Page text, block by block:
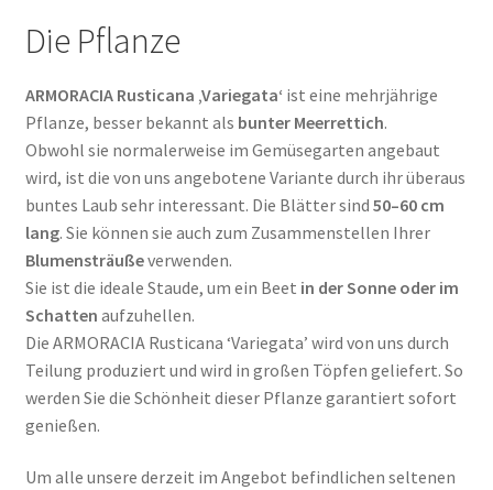
Die Pflanze
ARMORACIA Rusticana ‚Variegata‘ ist eine mehrjährige
Pflanze, besser bekannt als bunter Meerrettich.
Obwohl sie normalerweise im Gemüsegarten angebaut
wird, ist die von uns angebotene Variante durch ihr überaus
buntes Laub sehr interessant. Die Blätter sind 50–60 cm
lang. Sie können sie auch zum Zusammenstellen Ihrer
Blumensträußeverwenden.
Sie ist die ideale Staude, um ein Beet in der Sonne oder im
Schatten aufzuhellen.
Die ARMORACIA Rusticana ‘Variegata’ wird von uns durch
Teilung produziert und wird in großen Töpfen geliefert. So
werden Sie die Schönheit dieser Pflanze garantiert sofort
genießen.
Um alle unsere derzeit im Angebot befindlichen seltenen